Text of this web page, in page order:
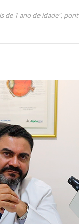
de 1 ano de idade",